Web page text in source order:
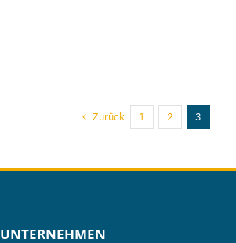
Zurück 1 2 3
UNTERNEHMEN